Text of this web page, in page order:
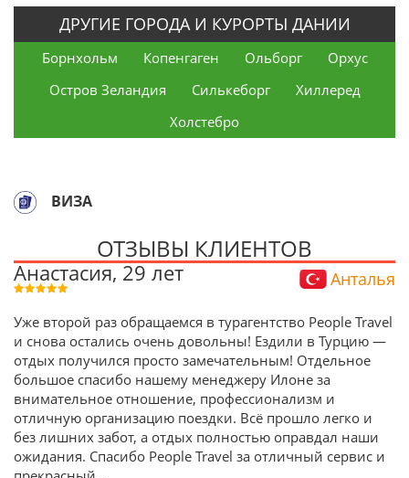
ДРУГИЕ ГОРОДА И КУРОРТЫ ДАНИИ
Борнхольм Копенгаген Ольборг
Орхус
Остров Зеландия
Силькеборг
Хиллеред
Холстебро
ВИЗА
ОТЗЫВЫ КЛИЕНТОВ
Анастасия, 29 лет Анталья
Уже второй раз обращаемся в турагентство People Travel
и снова остались очень довольны! Ездили в Турцию —
отдых получился просто замечательным! Отдельное
большое спасибо нашему менеджеру Илоне за
внимательное отношение, профессионализм и
отличную организацию поездки. Всё прошло легко и
без лишних забот, а отдых полностью оправдал наши
ожидания. Спасибо People Travel за отличный сервис и